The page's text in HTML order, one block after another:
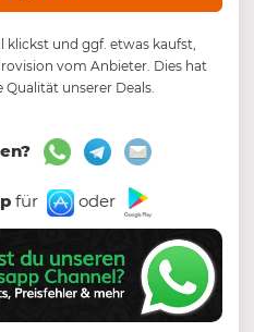
klickst und ggf. etwas kaufst,
vom Anbieter. Dies hat
Qualität unserer Deals.
für oder